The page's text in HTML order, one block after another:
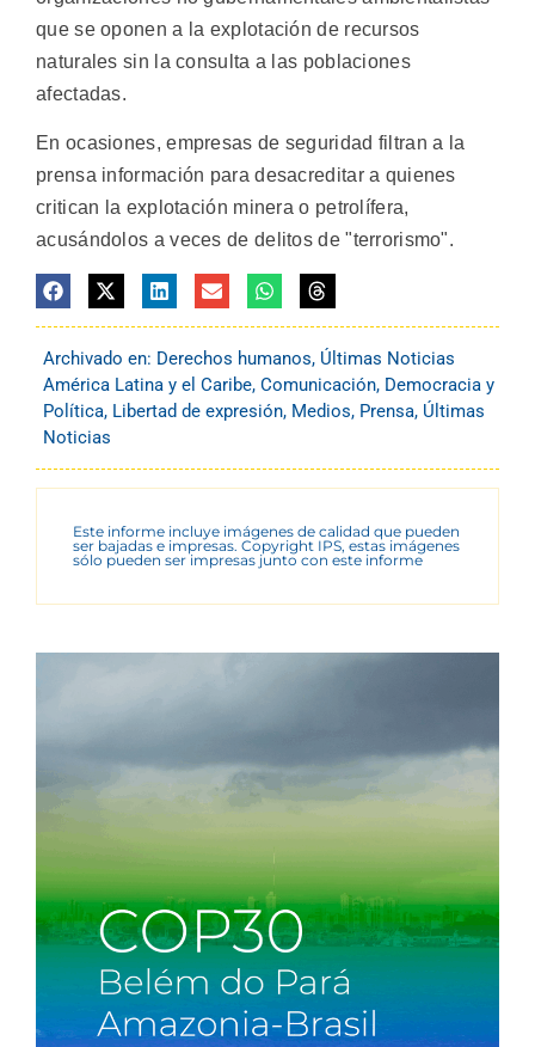
que se oponen a la explotación de recursos
naturales sin la consulta a las poblaciones
afectadas.
En ocasiones, empresas de seguridad filtran a la
prensa información para desacreditar a quienes
critican la explotación minera o petrolífera,
acusándolos a veces de delitos de "terrorismo".
Archivado en: Derechos humanos, Últimas Noticias
América Latina y el Caribe, Comunicación, Democracia y
Política, Libertad de expresión, Medios, Prensa, Últimas
Noticias
Este informe incluye imágenes de calidad que pueden
ser bajadas e impresas. Copyright IPS, estas imágenes
sólo pueden ser impresas junto con este informe